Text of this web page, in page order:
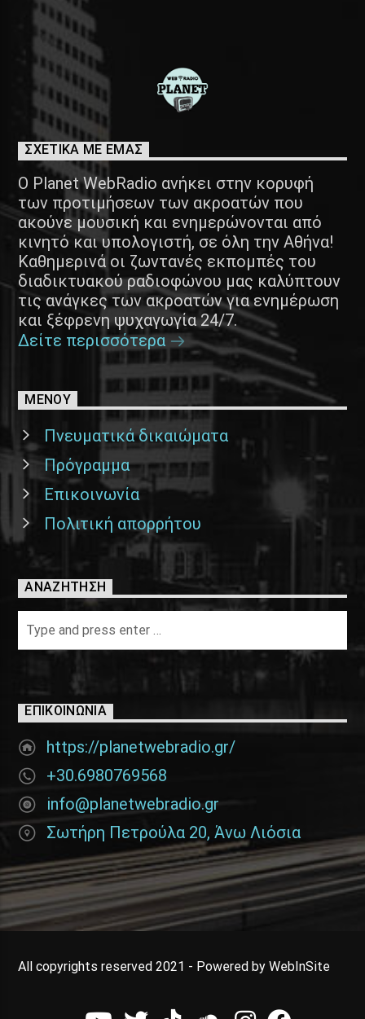
ΣΧΕΤΙΚΑ ΜΕ ΕΜΑΣ
Ο Planet WebRadio ανήκει στην κορυφή
των προτιμήσεων των ακροατών που
ακούνε μουσική και ενημερώνονται από
κινητό και υπολογιστή, σε όλη την Αθήνα!
Καθημερινά οι ζωντανές εκπομπές του
διαδικτυακού ραδιοφώνου μας καλύπτουν
τις ανάγκες των ακροατών για ενημέρωση
και ξέφρενη ψυχαγωγία 24/7.
Δείτε περισσότερα
ΜΕΝΟΥ
Πνευματικά δικαιώματα
Πρόγραμμα
Επικοινωνία
Πολιτική απορρήτου
ΑΝΑΖΉΤΗΣΗ
ΕΠΙΚΟΙΝΩΝΊΑ
https://planetwebradio.gr/
+30.6980769568
info@planetwebradio.gr
Σωτήρη Πετρούλα 20, Άνω Λιόσια
All copyrights reserved 2021 - Powered by WebInSite